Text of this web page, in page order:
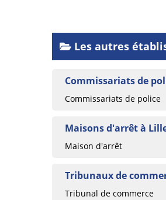
Les autres
Commissariats de
Commissariats de police
Maisons d'arrêt à
Maison d'arrêt
Tribunaux de
Tribunal de commerce